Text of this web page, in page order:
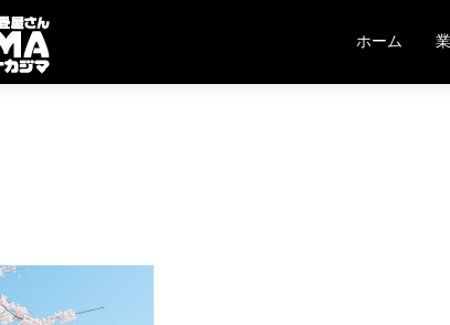
ン
ホーム